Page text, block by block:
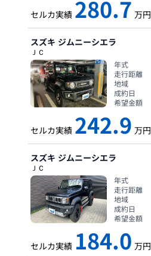
セルカ実績 280.7 万円
スズキ ジムニーシエラ
ＪＣ
年式
走行距離
地域
成約日
希望金額
セルカ実績 242.9 万円
スズキ ジムニーシエラ
ＪＣ
年式
走行距離
地域
成約日
希望金額
セルカ実績 184.0 万円